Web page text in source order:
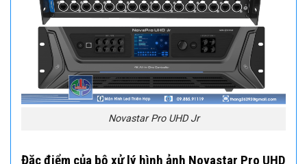
Novastar Pro UHD Jr
Đặc điểm của bộ xử lý hình ảnh Novastar Pro UHD